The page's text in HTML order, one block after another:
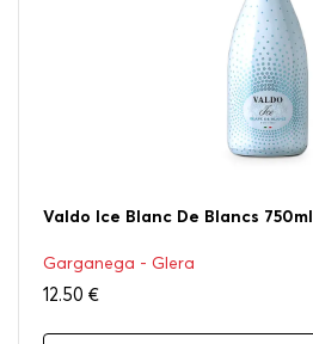
Valdo Ice Blanc De Blancs 750ml
Garganega - Glera
12.50 €